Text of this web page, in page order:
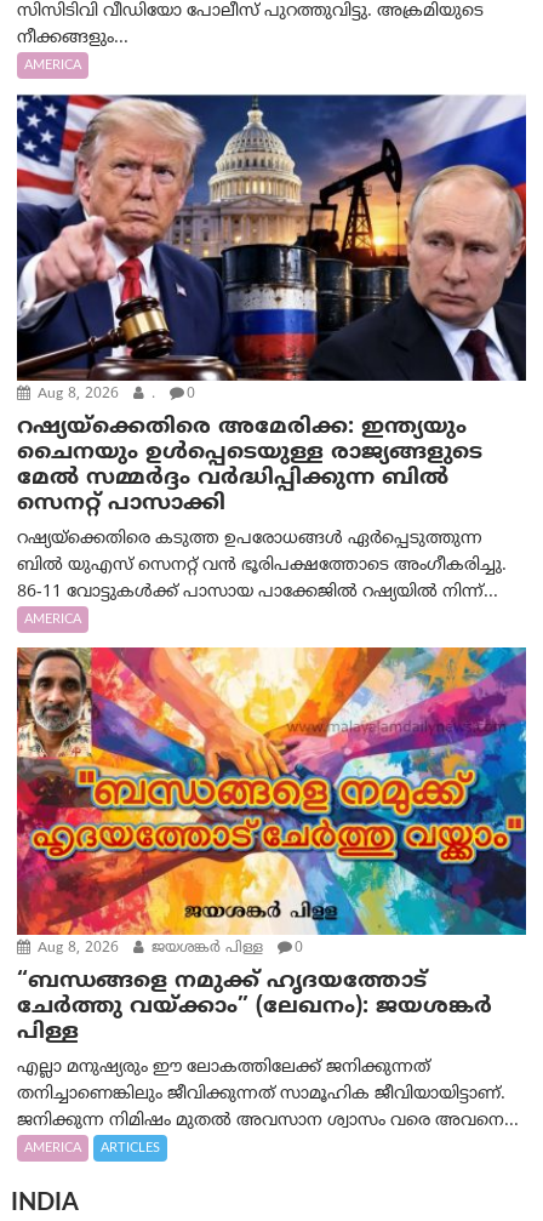
സിസിടിവി വീഡിയോ പോലീസ് പുറത്തുവിട്ടു. അക്രമിയുടെ
നീക്കങ്ങളും...
AMERICA
Aug 8, 2026 . 0
റഷ്യയ്‌ക്കെതിരെ അമേരിക്ക: ഇന്ത്യയും
ചൈനയും ഉൾപ്പെടെയുള്ള രാജ്യങ്ങളുടെ
മേൽ സമ്മർദ്ദം വർദ്ധിപ്പിക്കുന്ന ബിൽ
സെനറ്റ് പാസാക്കി
റഷ്യയ്‌ക്കെതിരെ കടുത്ത ഉപരോധങ്ങൾ ഏർപ്പെടുത്തുന്ന
ബിൽ യുഎസ് സെനറ്റ് വൻ ഭൂരിപക്ഷത്തോടെ അംഗീകരിച്ചു.
86-11 വോട്ടുകൾക്ക് പാസായ പാക്കേജിൽ റഷ്യയിൽ നിന്ന്...
AMERICA
Aug 8, 2026 ജയശങ്കര്‍ പിള്ള 0
“ബന്ധങ്ങളെ നമുക്ക് ഹൃദയത്തോട്
ചേർത്തു വയ്ക്കാം” (ലേഖനം): ജയശങ്കര്‍
പിള്ള
എല്ലാ മനുഷ്യരും ഈ ലോകത്തിലേക്ക് ജനിക്കുന്നത്
തനിച്ചാണെങ്കിലും ജീവിക്കുന്നത് സാമൂഹിക ജീവിയായിട്ടാണ്.
ജനിക്കുന്ന നിമിഷം മുതൽ അവസാന ശ്വാസം വരെ അവനെ...
AMERICA ARTICLES
INDIA